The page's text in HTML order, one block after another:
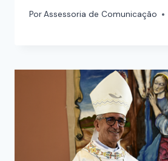
PorAssessoria de Comunicação